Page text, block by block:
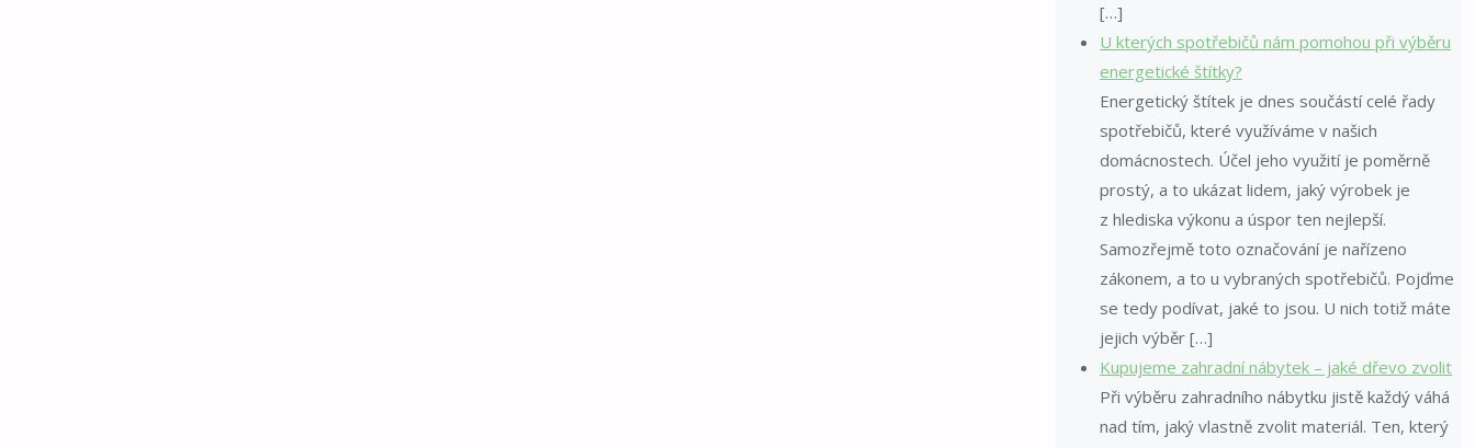
[…]
U kterých spotřebičů nám pomohou při výběru
energetické štítky?
Energetický štítek je dnes součástí celé řady
spotřebičů, které využíváme v našich
domácnostech. Účel jeho využití je poměrně
prostý, a to ukázat lidem, jaký výrobek je
z hlediska výkonu a úspor ten nejlepší.
Samozřejmě toto označování je nařízeno
zákonem, a to u vybraných spotřebičů. Pojďme
se tedy podívat, jaké to jsou. U nich totiž máte
jejich výběr […]
Kupujeme zahradní nábytek – jaké dřevo zvolit
Při výběru zahradního nábytku jistě každý váhá
nad tím, jaký vlastně zvolit materiál. Ten, který